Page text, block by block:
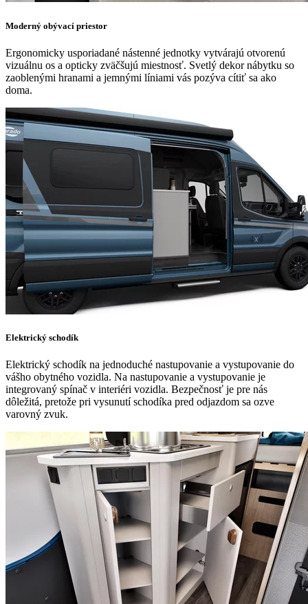
Moderný obývací priestor
Ergonomicky usporiadané nástenné jednotky vytvárajú otvorenú
vizuálnu os a opticky zväčšujú miestnosť. Svetlý dekor nábytku so
zaoblenými hranami a jemnými líniami vás pozýva cítiť sa ako
doma.
Elektrický schodík
Elektrický schodík na jednoduché nastupovanie a vystupovanie do
vášho obytného vozidla. Na nastupovanie a vystupovanie je
integrovaný spínač v interiéri vozidla. Bezpečnosť je pre nás
dôležitá, pretože pri vysunutí schodíka pred odjazdom sa ozve
varovný zvuk.